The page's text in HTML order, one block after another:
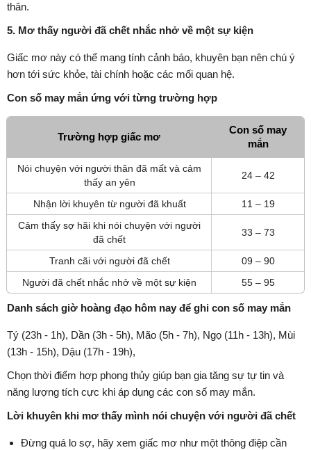
thân.
5. Mơ thấy người đã chết nhắc nhở về một sự kiện
Giấc mơ này có thể mang tính cảnh báo, khuyên bạn nên chú ý
hơn tới sức khỏe, tài chính hoặc các mối quan hệ.
Con số may mắn ứng với từng trường hợp
Trường hợp giấc mơ
Con số may
mắn
Nói chuyện với người thân đã mất và cảm
thấy an yên
24 – 42
Nhận lời khuyên từ người đã khuất
11 – 19
Cảm thấy sợ hãi khi nói chuyện với người
đã chết
33 – 73
Tranh cãi với người đã chết
09 – 90
Người đã chết nhắc nhở về một sự kiện
55 – 95
Danh sách giờ hoàng đạo hôm nay để ghi con số may mắn
Tý (23h - 1h), Dần (3h - 5h), Mão (5h - 7h), Ngọ (11h - 13h), Mùi
(13h - 15h), Dậu (17h - 19h),
Chọn thời điểm hợp phong thủy giúp bạn gia tăng sự tự tin và
năng lượng tích cực khi áp dụng các con số may mắn.
Lời khuyên khi mơ thấy mình nói chuyện với người đã chết
Đừng quá lo sợ, hãy xem giấc mơ như một thông điệp cần